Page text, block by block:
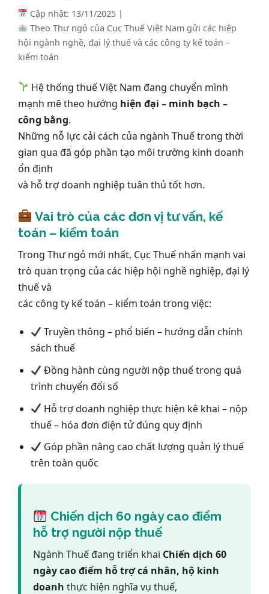
Cập nhật: 13/11/2025 |
Theo Thư ngỏ của Cục Thuế Việt Nam gửi các hiệp
hội ngành nghề, đại lý thuế và các công ty kế toán –
kiểm toán
Hệ thống thuế Việt Nam đang chuyển mình
mạnh mẽ theo hướng hiện đại – minh bạch –
công bằng.
Những nỗ lực cải cách của ngành Thuế trong thời
gian qua đã góp phần tạo môi trường kinh doanh
ổn định
và hỗ trợ doanh nghiệp tuân thủ tốt hơn.
Vai trò của các đơn vị tư vấn, kế
toán – kiểm toán
Trong Thư ngỏ mới nhất, Cục Thuế nhấn mạnh vai
trò quan trọng của các hiệp hội nghề nghiệp, đại lý
thuế và
các công ty kế toán – kiểm toán trong việc:
Truyền thông – phổ biến – hướng dẫn chính
sách thuế
Đồng hành cùng người nộp thuế trong quá
trình chuyển đổi số
Hỗ trợ doanh nghiệp thực hiện kê khai – nộp
thuế – hóa đơn điện tử đúng quy định
Góp phần nâng cao chất lượng quản lý thuế
trên toàn quốc
Chiến dịch 60 ngày cao điểm
hỗ trợ người nộp thuế
Ngành Thuế đang triển khai Chiến dịch 60
ngày cao điểm hỗ trợ cá nhân, hộ kinh
doanh thực hiện nghĩa vụ thuế,